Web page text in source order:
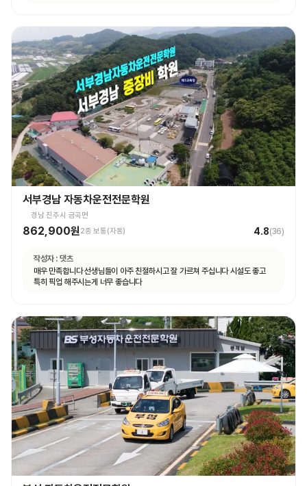
서부경남 자동차운전전문학원
경남 진주시 금곡면
862,900원2종 보통(자동) 4.8(36)
작성자 : 댓츠
매우 만족합니다 선생님들이 아주 친절하시고 잘 가르쳐 주십니다 시설도 좋고
특히 픽업 해주시는게 너무 좋습니다